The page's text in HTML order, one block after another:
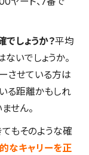
しょうか？平均
いでしょうか。
させている方は
る距離かもしれ
せん。
もそのような確
なキャリーを正